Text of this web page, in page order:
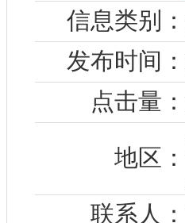
信息类别：
发布时间：
点击量：
地区：
联系人：